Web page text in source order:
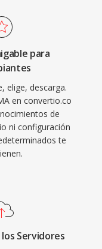
para
elige, descarga.
en convertio.co
de
ni configuración
te
Servidores